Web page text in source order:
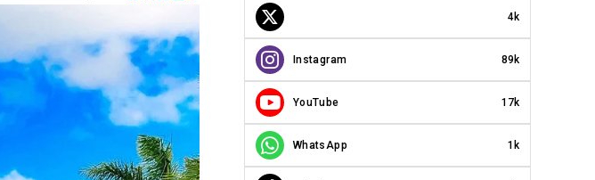
4k
Instagram 89k
YouTube 17k
WhatsApp 1k